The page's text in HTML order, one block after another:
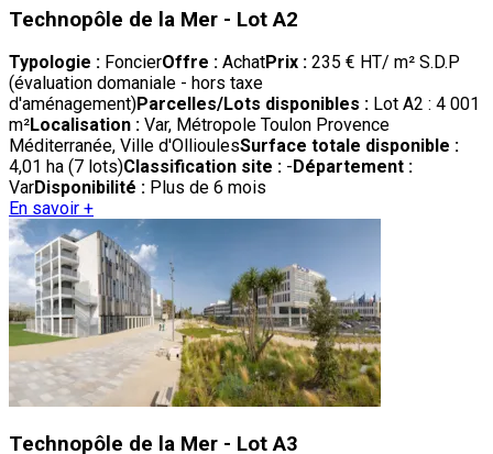
Technopôle de la Mer - Lot A2
Typologie : FoncierOffre : AchatPrix : 235 € HT/ m² S.D.P
(évaluation domaniale - hors taxe
d'aménagement)Parcelles/Lots disponibles : Lot A2 : 4 001
m²Localisation : Var, Métropole Toulon Provence
Méditerranée, Ville d'OllioulesSurface totale disponible :
4,01 ha (7 lots)Classification site : - Département :
VarDisponibilité : Plus de 6 mois
En savoir +
Technopôle de la Mer - Lot A3